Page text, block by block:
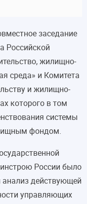
заседание
Российской
жилищно-
среда» и Комитета
и жилищно-
которого в том
системы
фондом.
России было
анализ действующей
управляющих